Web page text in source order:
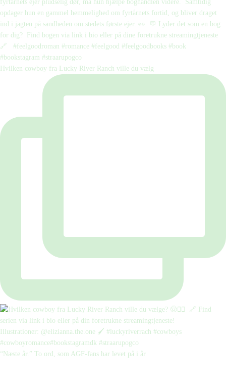
Hvilken cowboy fra Lucky River Ranch ville du vælg
“Næste år.” To ord, som AGF-fans har levet på i år